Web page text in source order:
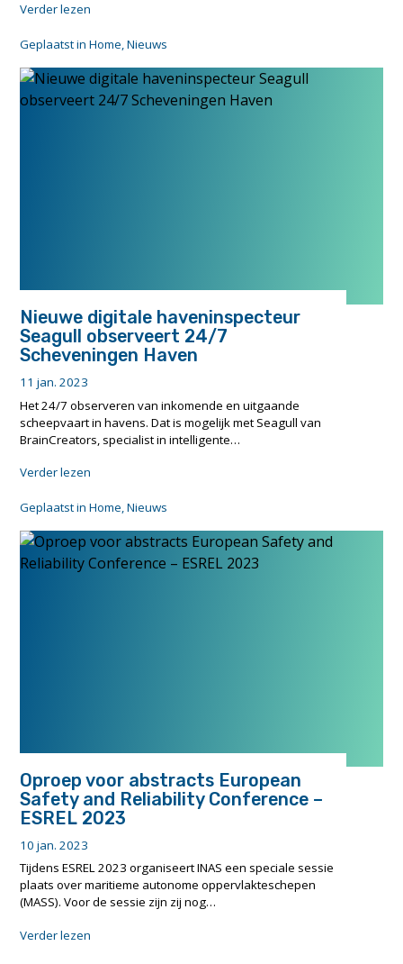
Verder lezen
de
met
trackpiloten"
Geplaatst inHome,Nieuws
Nieuwe digitale haveninspecteur
Seagull observeert 24/7
Scheveningen Haven
11 jan. 2023
Het 24/7 observeren van inkomende en uitgaande
scheepvaart in havens. Dat is mogelijk met Seagull van
BrainCreators, specialist in intelligente…
Verder lezen
haveninspecteur
Seagull
observeert
Scheveningen
Geplaatst inHome,Nieuws
Oproep voor abstracts European
Safety and Reliability Conference –
ESREL 2023
10 jan. 2023
Tijdens ESREL 2023 organiseert INAS een speciale sessie
plaats over maritieme autonome oppervlakteschepen
(MASS). Voor de sessie zijn zij nog…
Verder lezen